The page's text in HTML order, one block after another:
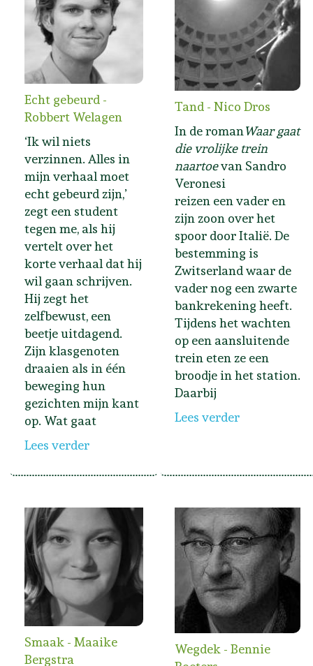
Echt gebeurd -
Robbert Welagen
‘Ik wil niets
verzinnen. Alles in
mijn verhaal moet
echt gebeurd zijn,’
zegt een student
tegen me, als hij
vertelt over het
korte verhaal dat hij
wil gaan schrijven.
Hij zegt het
zelfbewust, een
beetje uitdagend.
Zijn klasgenoten
draaien als in één
beweging hun
gezichten mijn kant
op. Wat gaat
Lees verder
Tand - Nico Dros
In de romanWaar gaat
die vrolijke trein
naartoevan Sandro
Veronesi
reizen een vader en
zijn zoon over het
spoor door Italië. De
bestemming is
Zwitserland waar de
vader nog een zwarte
bankrekening heeft.
Tijdens het wachten
op een aansluitende
trein eten ze een
broodje in het station.
Daarbij
Lees verder
Smaak - Maaike
Bergstra
Wegdek - Bennie